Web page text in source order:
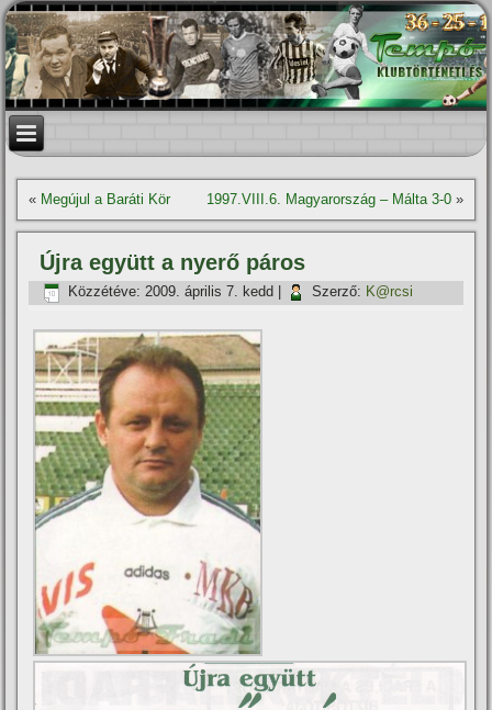
« Megújul a Baráti Kör 1997.VIII.6. Magyarország – Málta 3-0»
Újra együtt a nyerő páros
Közzétéve: 2009. április 7. kedd Szerző: K@rcsi